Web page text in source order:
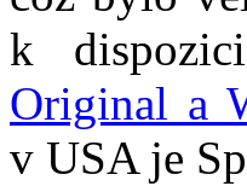
k
Original a
v USA je